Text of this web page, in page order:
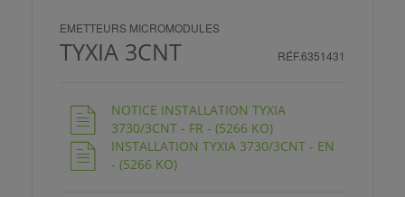
CLIENT)EMETTEURS MICROMODULES
TYXIA 3CNT RÉF.6351431
NOTICE INSTALLATION TYXIA
3730/3CNT - FR - (5266 KO)
INSTALLATION TYXIA 3730/3CNT - EN
- (5266 KO)